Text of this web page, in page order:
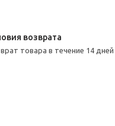
товара в течение 14 дней